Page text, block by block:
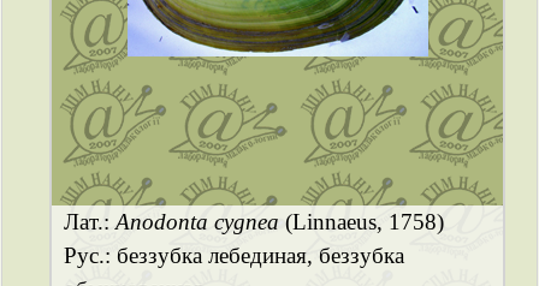
Лат.:Anodonta cygnea (Linnaeus, 1758)
Рус.: беззубка лебединая, беззубка